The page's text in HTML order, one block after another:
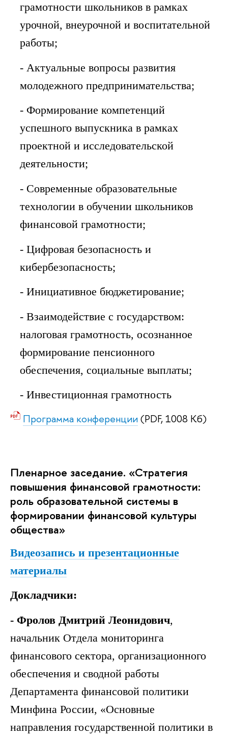
грамотности школьников в рамках
урочной, внеурочной и воспитательной
работы;
- Актуальные вопросы развития
молодежного предпринимательства;
- Формирование компетенций
успешного выпускника в рамках
проектной и исследовательской
деятельности;
- Современные образовательные
технологии в обучении школьников
финансовой грамотности;
- Цифровая безопасность и
кибербезопасность;
- Инициативное бюджетирование;
- Взаимодействие с государством:
налоговая грамотность, осознанное
формирование пенсионного
обеспечения, социальные выплаты;
- Инвестиционная грамотность
Программа конференции(PDF, 1008 Кб)
Пленарное заседание. «Стратегия
повышения финансовой грамотности:
роль образовательной системы в
формировании финансовой культуры
общества»
Видеозапись и презентационные
материалы
Докладчики:
- Фролов Дмитрий Леонидович,
начальник Отдела мониторинга
финансового сектора, организационного
обеспечения и сводной работы
Департамента финансовой политики
Минфина России, «Основные
направления государственной политики в